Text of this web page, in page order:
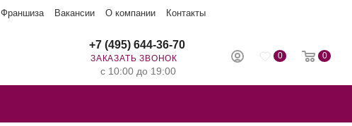
Франшиза Вакансии О компании Контакты
0 0
+7 (495) 644-36-70
ЗАКАЗАТЬ ЗВОНОК
с 10:00 до 19:00